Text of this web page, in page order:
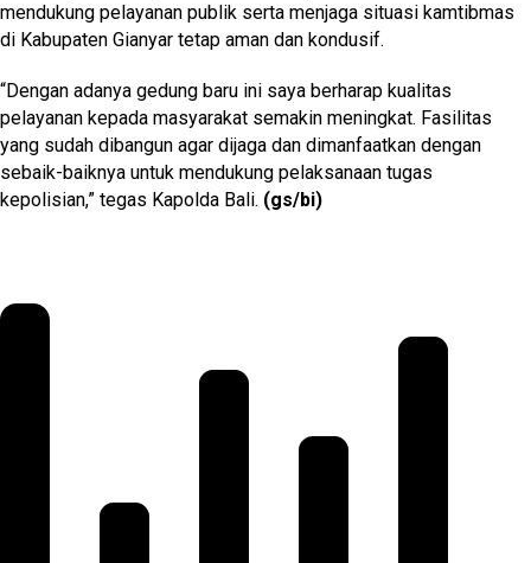
mendukung pelayanan publik serta menjaga situasi kamtibmas
di Kabupaten Gianyar tetap aman dan kondusif.
“Dengan adanya gedung baru ini saya berharap kualitas
pelayanan kepada masyarakat semakin meningkat. Fasilitas
yang sudah dibangun agar dijaga dan dimanfaatkan dengan
sebaik-baiknya untuk mendukung pelaksanaan tugas
kepolisian,” tegas Kapolda Bali. (gs/bi)